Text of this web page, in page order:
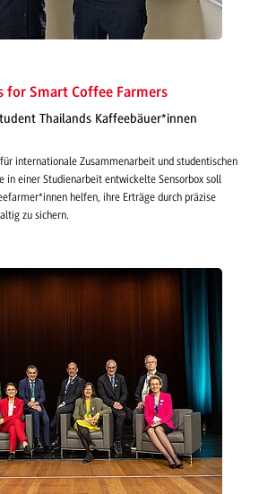
for Smart Coffee Farmers
Thailands Kaffeebäuer*innen
internationale Zusammenarbeit und studentischen
in einer Studienarbeit entwickelte Sensorbox soll
helfen, ihre Erträge durch präzise
zu sichern.